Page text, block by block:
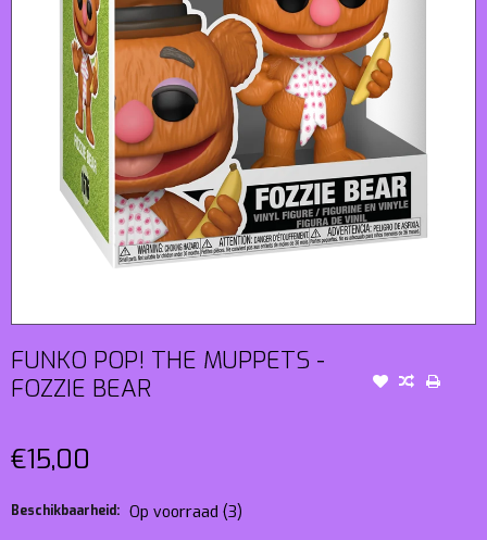
FUNKO POP! THE MUPPETS -
FOZZIE BEAR
€15,00
Beschikbaarheid: Op voorraad (3)